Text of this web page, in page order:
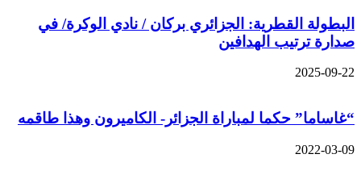
البطولة القطرية: الجزائري بركان / نادي الوكرة/ في
صدارة ترتيب الهدافين
2025-09-22
“غاساما” حكما لمباراة الجزائر- الكاميرون وهذا طاقمه
2022-03-09